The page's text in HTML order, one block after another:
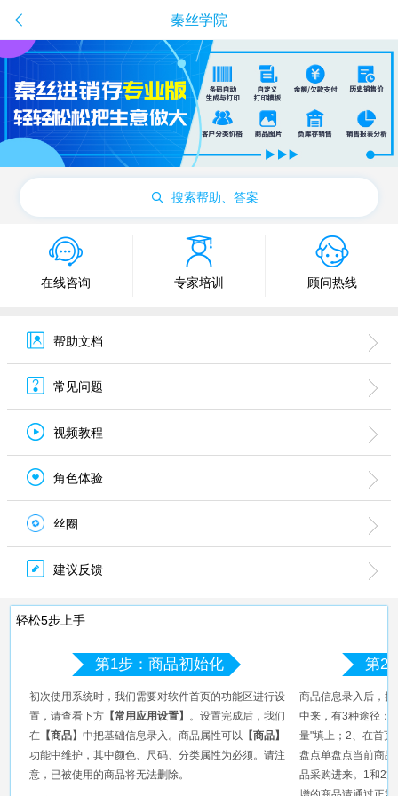
秦丝学院
搜索帮助、答案
在线咨询 专家培训 顾问热线
帮助文档
常见问题
视频教程
角色体验
丝圈
建议反馈
轻松5步上手
第1步：商品初始化
初次使用系统时，我们需要对软件首页的功能区进行设
置，请查看下方 【常用应用设置】
。设置完成后，我们
在 【商品】 中把基础信息录入。商品属性可以
【商品】
功能中维护，其中颜色、尺码、分类属性为必须。请注
意，已被使用的商品将无法删除。
第2
商品信息录入后，
中来，有3种途径：
量"填上；2、在首页
盘点单盘点当前商
品采购进来。1和2